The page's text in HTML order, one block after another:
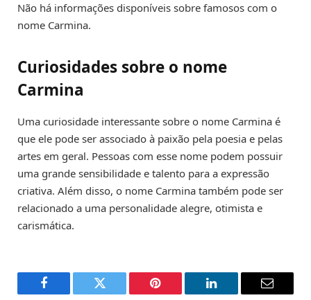
Não há informações disponíveis sobre famosos com o
nome Carmina.
Curiosidades sobre o nome
Carmina
Uma curiosidade interessante sobre o nome Carmina é
que ele pode ser associado à paixão pela poesia e pelas
artes em geral. Pessoas com esse nome podem possuir
uma grande sensibilidade e talento para a expressão
criativa. Além disso, o nome Carmina também pode ser
relacionado a uma personalidade alegre, otimista e
carismática.
Facebook Twitter Pinterest LinkedIn Email